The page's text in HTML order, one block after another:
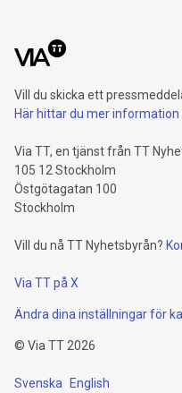
Vill du skicka ett
Här hittar du mer
Via TT, en tjänst från TT
105 12 Stockholm
Östgötagatan 100
Stockholm
Vill du nå TT Nyhetsbyrån?
Via TT på X
Ändra dina inställningar för
© Via TT 2026
Svenska English